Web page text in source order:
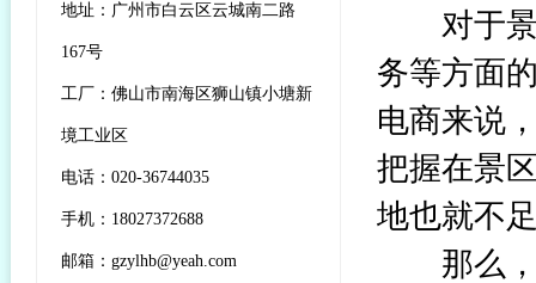
地址：广州市白云区云城南二路
167号
工厂：佛山市南海区狮山镇小塘新
境工业区
电话：020-36744035
手机：18027372688
邮箱：gzylhb@yeah.com
对于景
务等方面
电商来说
把握在景
地也就不
那么，